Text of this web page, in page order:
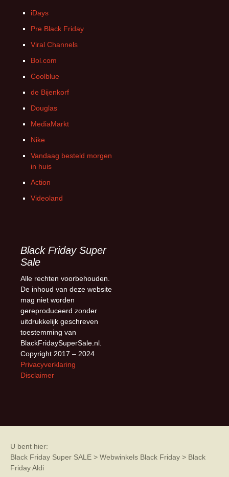
iDays
Pre Black Friday
Viral Channels
Bol.com
Coolblue
de Bijenkorf
Douglas
MediaMarkt
Nike
Vandaag besteld morgen
in huis
Action
Videoland
Black Friday Super
Sale
Alle rechten voorbehouden.
De inhoud van deze website
mag niet worden
gereproduceerd zonder
uitdrukkelijk geschreven
toestemming van
BlackFridaySuperSale.nl.
Copyright 2017 – 2024
Privacyverklaring
Disclaimer
U bent hier:
Black Friday Super SALE > Webwinkels Black Friday > Black
Friday Aldi